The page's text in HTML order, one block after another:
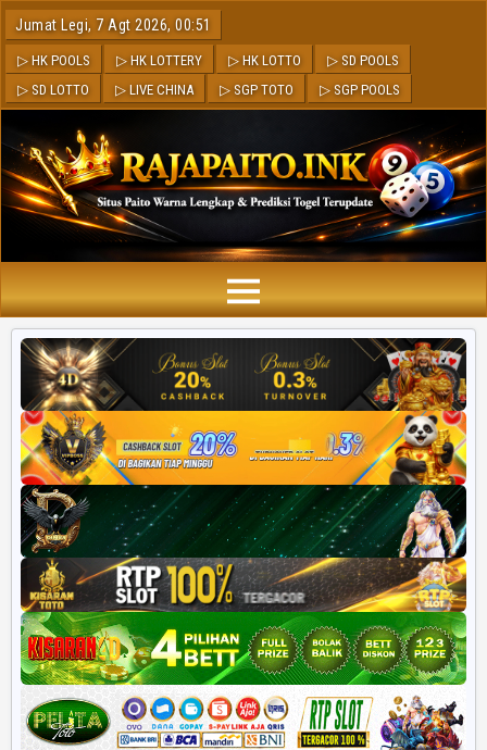
Jumat Legi, 7 Agt 2026, 00:51
▷ HK POOLS ▷ HK LOTTERY ▷ HK LOTTO
▷ SD POOLS
▷ SD LOTTO
▷ LIVE CHINA ▷ SGP TOTO ▷ SGP POOLS